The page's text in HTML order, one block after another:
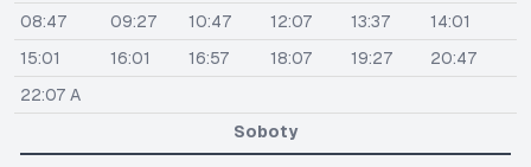
08:47
09:27 10:47 12:07 13:37
14:01
15:01
16:01 16:57 18:07 19:27
20:47
22:07 A
Soboty